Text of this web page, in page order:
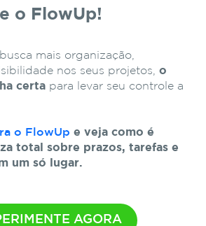
o FlowUp!
mais organização,
nos seus projetos, o
certa para levar seu controle a
o FlowUp e veja como é
total sobre prazos, tarefas e
um só lugar.
AGORA